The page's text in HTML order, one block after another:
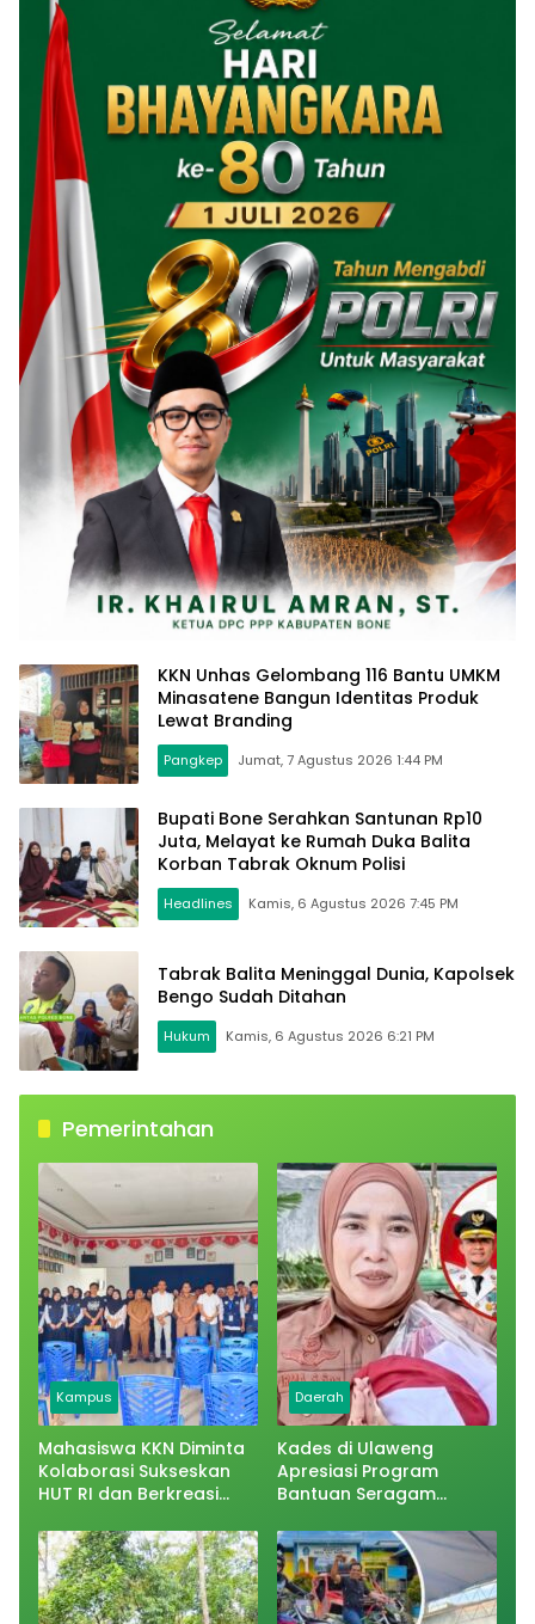
KKN Unhas Gelombang 116 Bantu UMKM
Minasatene Bangun Identitas Produk
Lewat Branding
Pangkep Jumat, 7 Agustus 2026 1:44 PM
Bupati Bone Serahkan Santunan Rp10
Juta, Melayat ke Rumah Duka Balita
Korban Tabrak Oknum Polisi
Headlines Kamis, 6 Agustus 2026 7:45 PM
Tabrak Balita Meninggal Dunia, Kapolsek
Bengo Sudah Ditahan
Hukum Kamis, 6 Agustus 2026 6:21 PM
Pemerintahan
Kampus
Mahasiswa KKN Diminta
Kolaborasi Sukseskan
HUT RI dan Berkreasi
Daerah
Kades di Ulaweng
Apresiasi Program
Bantuan Seragam
Biasa, Sehat Selalu Petta
Bupati Ku